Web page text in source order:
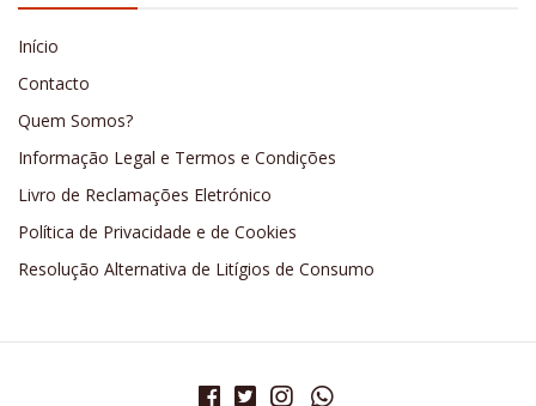
Início
Contacto
Quem Somos?
Informação Legal e Termos e Condições
Livro de Reclamações Eletrónico
Política de Privacidade e de Cookies
Resolução Alternativa de Litígios de Consumo